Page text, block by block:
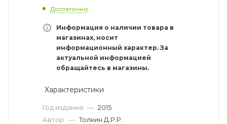
Достаточно
Информация о наличии товара в
магазинах, носит
информационный характер. За
актуальной информацией
обращайтесь в магазины.
Характеристики
Год издания — 2015
Автор — Толкин Д.Р.Р.